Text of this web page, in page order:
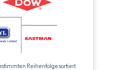
Reihenfolge sortiert